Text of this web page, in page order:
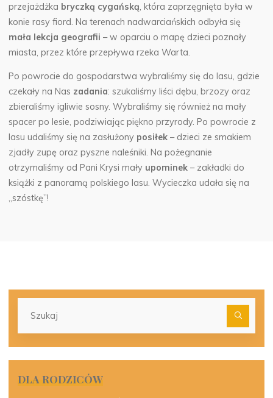
przejażdżka bryczką cygańską, która zaprzęgnięta była w
konie rasy fiord. Na terenach nadwarciańskich odbyła się
mała lekcja geografii – w oparciu o mapę dzieci poznały
miasta, przez które przepływa rzeka Warta.
Po powrocie do gospodarstwa wybraliśmy się do lasu, gdzie
czekały na Nas zadania: szukaliśmy liści dębu, brzozy oraz
zbieraliśmy igliwie sosny. Wybraliśmy się również na mały
spacer po lesie, podziwiając piękno przyrody. Po powrocie z
lasu udaliśmy się na zasłużony posiłek – dzieci ze smakiem
zjadły zupę oraz pyszne naleśniki. Na pożegnanie
otrzymaliśmy od Pani Krysi mały upominek – zakładki do
książki z panoramą polskiego lasu. Wycieczka udała się na
,,szóstkę”!
DLA RODZICÓW